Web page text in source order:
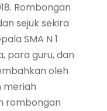
Rombongan
sejuk sekira
SMA N 1
para guru, dan
oleh
meriah
rombongan